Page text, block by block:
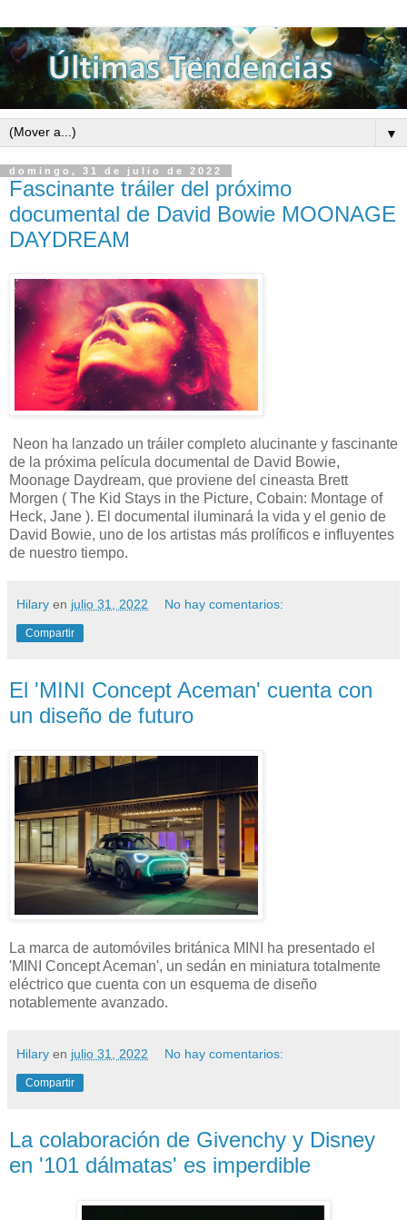
▼
domingo, 31 de julio de 2022
Fascinante tráiler del próximo
documental de David Bowie MOONAGE
DAYDREAM
Neon ha lanzado un tráiler completo alucinante y fascinante
de la próxima película documental de David Bowie,
Moonage Daydream, que proviene del cineasta Brett
Morgen ( The Kid Stays in the Picture, Cobain: Montage of
Heck, Jane ). El documental iluminará la vida y el genio de
David Bowie, uno de los artistas más prolíficos e influyentes
de nuestro tiempo.
Hilary en julio 31, 2022 No hay comentarios:
Compartir
El 'MINI Concept Aceman' cuenta con
un diseño de futuro
La marca de automóviles británica MINI ha presentado el
'MINI Concept Aceman', un sedán en miniatura totalmente
eléctrico que cuenta con un esquema de diseño
notablemente avanzado.
Hilary en julio 31, 2022 No hay comentarios:
Compartir
La colaboración de Givenchy y Disney
en '101 dálmatas' es imperdible